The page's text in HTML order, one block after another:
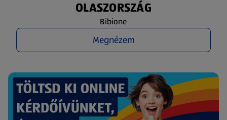
OLASZORSZÁG
Bibione
Megnézem